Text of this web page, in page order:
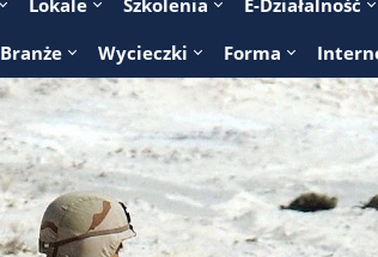
Lokale Szkolenia E-Działalność
Branże Wycieczki Forma